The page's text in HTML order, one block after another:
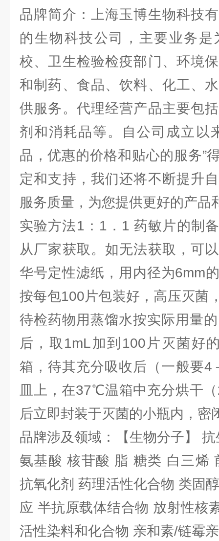
品牌简介：上海玉博生物科技
的生物科技公司，主要业务
校、卫生检验检疫部门、环境
和制药、食品、饮料、化工、
供服务。代理经营产品主要包
剂和消耗品等。自公司成立以
品，优惠的价格和贴心的服务”
定和支持，我们还将不断提升
服务质量，为您提供更好的产品
实验方法1：1．1 药敏片的制
从厂家获取。如无法获取，可
华号定性滤纸，用内径为6mm
按每包100片包装好，高压灭菌
待检药物用蒸馏水按实际用量
后，取1mL加到100片灭菌好
箱，待其充分吸收后（一般要4
皿上，在37℃温箱中充分烘干
后立即封装于灭菌的小瓶内，密
品牌涉及领域：【生物分子】
氨基酸 核苷酸 脂 糖类 白三烯
抗氧化剂 药理活性化合物 类固
应 半抗原载体结合物 放射性核
活性染料和化合物 亲和素/链霉